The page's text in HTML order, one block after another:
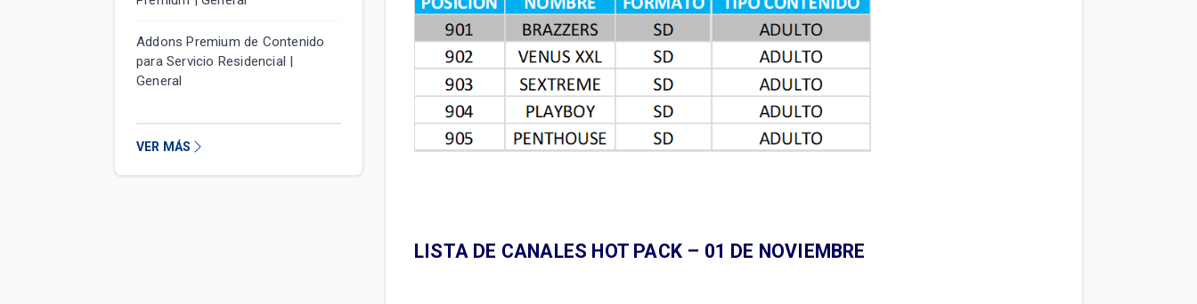
Addons Premium de Contenido
para Servicio Residencial |
General
VER MÁS
LISTA DE CANALES HOT PACK – 01 DE NOVIEMBRE